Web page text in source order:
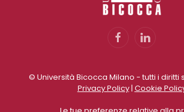
© Università Bicocca Milano - tutti i diritti
Privacy Policy| Cookie